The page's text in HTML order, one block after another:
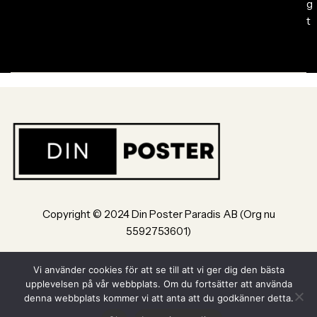
g
t
Copyright © 2024 Din Poster Paradis AB (Org nu
5592753601)
Powered by Din Poster Paradis AB Jönköping
Vi använder cookies för att se till att vi ger dig den bästa
upplevelsen på vår webbplats. Om du fortsätter att använda
denna webbplats kommer vi att anta att du godkänner detta.